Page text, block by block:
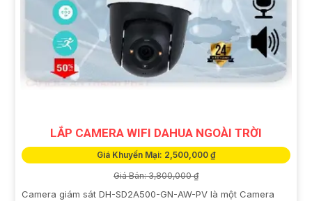
LẮP CAMERA WIFI DAHUA NGOÀI TRỜI
Giá Khuyến Mại: 2,500,000 ₫
Giá Bán: 3,800,000 ₫
Camera giám sát DH-SD2A500-GN-AW-PV là một Camera